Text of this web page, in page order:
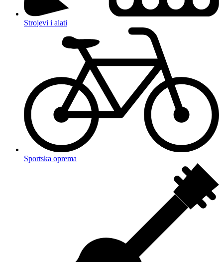
Strojevi i alati
Sportska oprema